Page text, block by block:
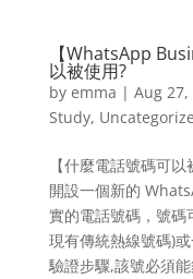
【WhatsApp
以被使用?
by emma | Aug 27,
Study,
【什麼電話號碼可
開設一個新的
實的電話號碼，號碼
現有傳統熱線號碼)
驗證步驟,該號必須能